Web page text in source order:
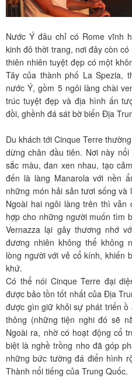
Nước Ý đâu chỉ có Rome vĩnh
kinh đô thời trang, nơi đây còn
thiên nhiên tuyệt đẹp có một
Tây của thành phố La Spezia,
nước Ý, gồm 5 ngôi làng chài
trúc tuyệt đẹp và địa hình ấn
đồi, ghềnh đá sát bờ biển Địa
Du khách tới Cinque Terre
dừng chân đầu tiên. Nơi này
sắc màu, đan xen nhau, tạo
đến là làng Manarola với nền
những món hải sản tươi sống
Ngoài hai ngôi làng trên thì vẫn
hợp cho những người muốn tìm
Vernazza lại gây thương nhớ
đương nhiên không thể không
lòng người với vẻ cổ kính, khiến
khứ.
Có thể nói Cinque Terre đại
được bảo tồn tốt nhất của Địa
được gìn giữ khỏi sự phát triển
thông (những tiện nghi đó sẽ
Ngoài ra, nhờ có hoạt động cổ
biệt là nghề trồng nho đã góp
những bức tường đá điển hình
Thành nổi tiếng của Trung Quốc.